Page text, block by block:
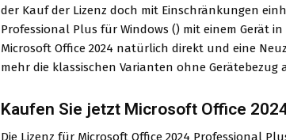
der Kauf der Lizenz doch mit Einschränkungen
Professional Plus für Windows () mit einem Gerät
Microsoft Office 2024 natürlich direkt und eine
mehr die klassischen Varianten ohne Gerätebezug
Kaufen Sie jetzt Microsoft Office
Die Lizenz für Microsoft Office 2024 Professional